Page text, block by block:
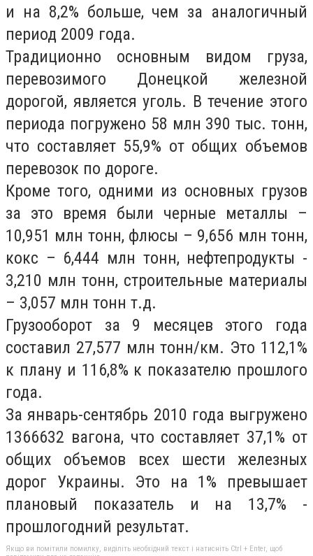
и на 8,2% больше, чем за аналогичный
период 2009 года.
Традиционно основным видом груза,
перевозимого Донецкой железной
дорогой, является уголь. В течение этого
периода погружено 58 млн 390 тыс. тонн,
что составляет 55,9% от общих объемов
перевозок по дороге.
Кроме того, одними из основных грузов
за это время были черные металлы –
10,951 млн тонн, флюсы – 9,656 млн тонн,
кокс – 6,444 млн тонн, нефтепродукты -
3,210 млн тонн, строительные материалы
– 3,057 млн тонн т.д.
Грузооборот за 9 месяцев этого года
составил 27,577 млн тонн/км. Это 112,1%
к плану и 116,8% к показателю прошлого
года.
За январь-сентябрь 2010 года выгружено
1366632 вагона, что составляет 37,1% от
общих объемов всех шести железных
дорог Украины. Это на 1% превышает
плановый показатель и на 13,7% -
прошлогодний результат.
Якщо ви помітили помилку, виділіть необхідний текст і натисніть Ctrl + Enter, щоб